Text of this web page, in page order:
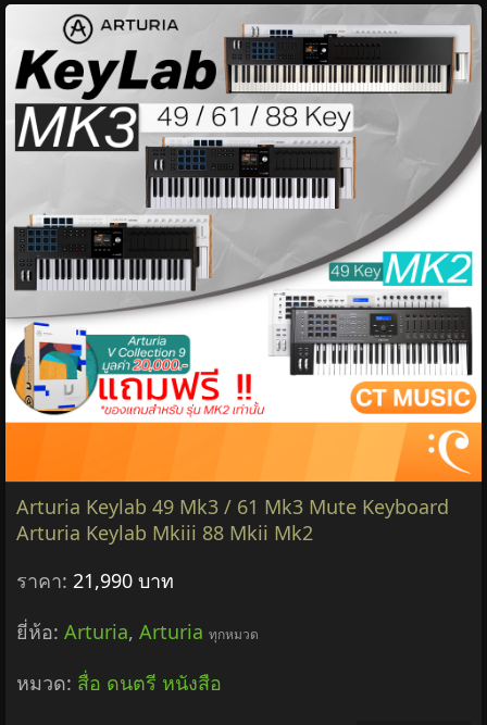
Arturia Keylab 49 Mk3 / 61 Mk3 Mute Keyboard
Arturia Keylab Mkiii 88 Mkii Mk2
ราคา: 21,990 บาท
ยี่ห้อ: Arturia, Arturia ทุกหมวด
หมวด: สื่อ ดนตรี หนังสือ